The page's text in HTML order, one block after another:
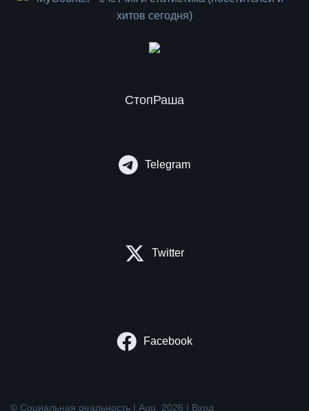
СтопРаша
Telegram
Twitter
Facebook
© Социальная реальность | Aug. 2026 | Вход